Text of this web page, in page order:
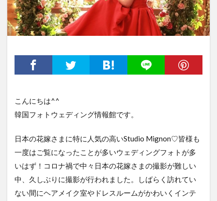
こんにちは^^
韓国フォトウェディング情報館です。
日本の花嫁さまに特に人気の高いStudio Mignon♡皆様も
一度はご覧になったことが多いウェディングフォトが多
いはず！コロナ禍で中々日本の花嫁さまの撮影が難しい
中、久しぶりに撮影が行われました。しばらく訪れてい
ない間にヘアメイク室やドレスルームがかわいくインテ